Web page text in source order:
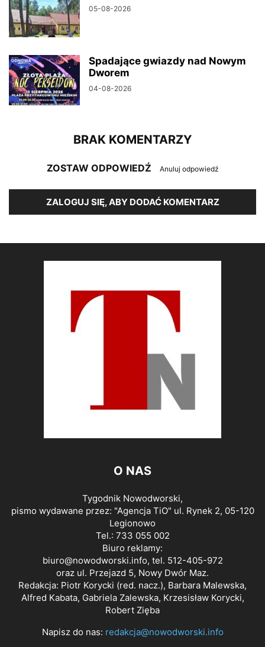
05-08-2026
Spadające gwiazdy nad Nowym
Dworem
04-08-2026
BRAK KOMENTARZY
ZOSTAW ODPOWIEDŹ Anuluj odpowiedź
ZALOGUJ SIĘ, ABY DODAĆ KOMENTARZ
O NAS
Tygodnik Nowodworski,
pismo wydawane przez: "Agencja TiO" ul. Rynek 2, 05-120
Legionowo
Tel.: 733 055 002
Biuro reklamy:
biuro@nowodworski.info, tel. 512-405-972
oraz ul. Przejazd 5, Nowy Dwór Maz.
Redakcja: Piotr Korycki (red. nacz.), Barbara Malewska,
Alfred Kabata, Gabriela Zalewska, Krzesisław Korycki,
Robert Zięba
Napisz do nas: redakcja@nowodworski.info